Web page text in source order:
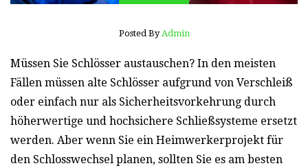
Posted By Admin
Müssen Sie Schlösser austauschen? In den meisten
Fällen müssen alte Schlösser aufgrund von Verschleiß
oder einfach nur als Sicherheitsvorkehrung durch
höherwertige und hochsichere Schließsysteme ersetzt
werden. Aber wenn Sie ein Heimwerkerprojekt für
den Schlosswechsel planen, sollten Sie es am besten